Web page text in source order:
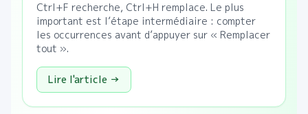
Ctrl+F recherche, Ctrl+H remplace. Le plus
important est l’étape intermédiaire : compter
les occurrences avant d’appuyer sur « Remplacer
tout ».
Lire l'article →